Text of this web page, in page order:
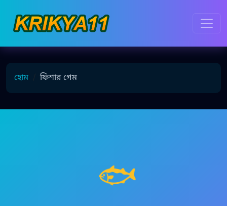
হোম ফিশার গেম
🐟